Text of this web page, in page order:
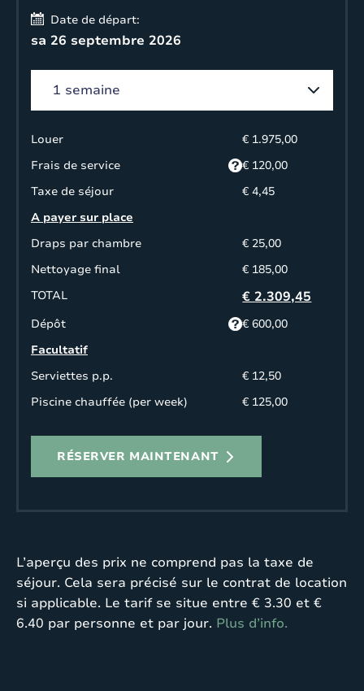
Date de départ:
sa 26 septembre 2026
Louer
€ 1.975,00
Frais de service
€ 120,00
Taxe de séjour
€ 4,45
A payer sur place
Draps par chambre
€ 25,00
Nettoyage final
€ 185,00
TOTAL
€ 2.309,45
Dépôt
€ 600,00
Facultatif
Serviettes p.p.
€ 12,50
Piscine chauffée (per week)
€ 125,00
RÉSERVER MAINTENANT
L’aperçu des prix ne comprend pas la taxe de
séjour. Cela sera précisé sur le contrat de location
si applicable. Le tarif se situe entre € 3.30 et €
6.40 par personne et par jour. Plus d’info.